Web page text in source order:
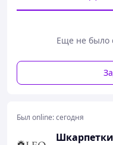
Еще не было
Был online:сегодня